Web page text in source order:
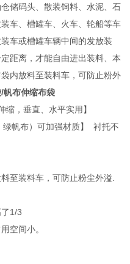
储码头、散装饲料、水泥、石
车、槽罐车、火车、轮船等车
车或槽罐车辆中间的发放装
距离，才能自由进出装料、本
内放料至装料车，可防止粉外
帆布伸缩布袋
缩，垂直、水平实用】
绿帆布）可加强材质】 衬托不
至装料车，可防止粉尘外溢.
1/3
空间小。